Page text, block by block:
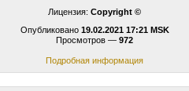
Лицензия: Copyright ©
Опубликовано 19.02.2021 17:21 MSK
Просмотров — 972
Подробная информация